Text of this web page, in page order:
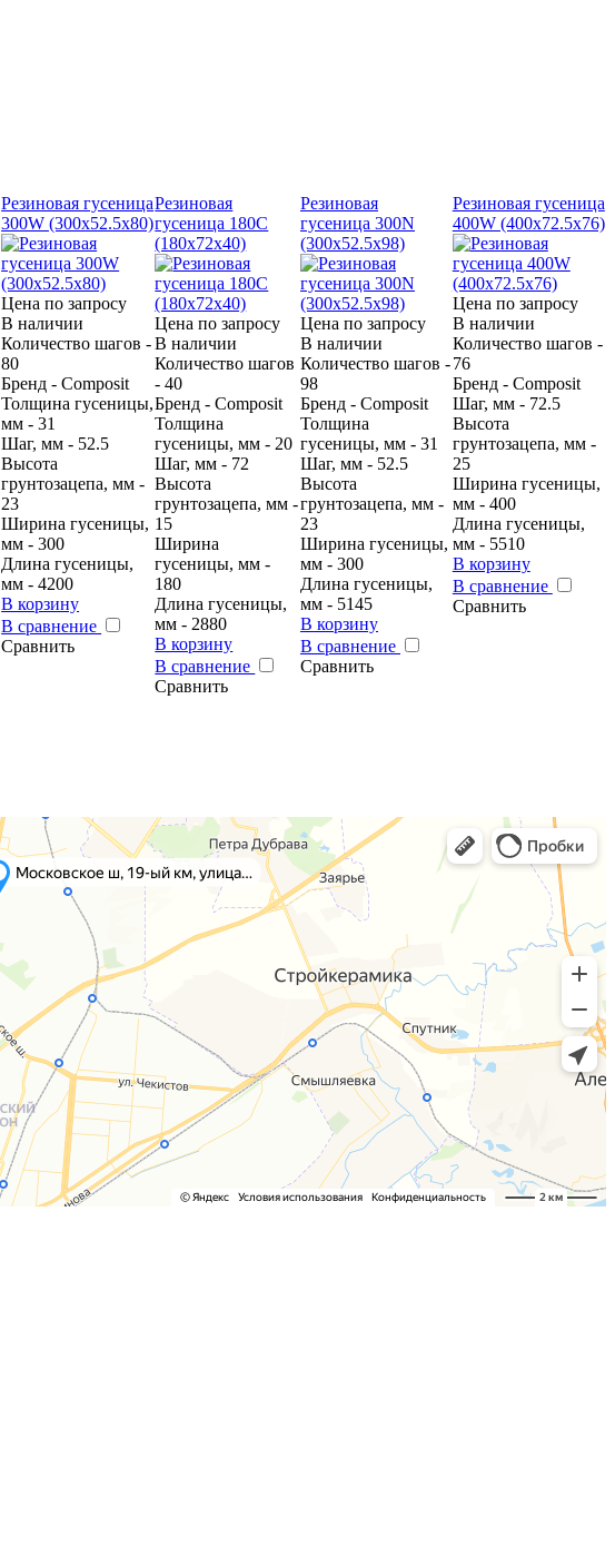
Резиновая гусеница
300W (300х52.5х80)
Цена по запросу
В наличии
Количество шагов -
80
Бренд - Composit
Толщина гусеницы,
мм - 31
Шаг, мм - 52.5
Высота
грунтозацепа, мм -
23
Ширина гусеницы,
мм - 300
Длина гусеницы,
мм - 4200
В корзину
В сравнение
Сравнить
Резиновая
гусеница 180С
(180х72х40)
Цена по запросу
В наличии
Количество шагов
- 40
Бренд - Composit
Толщина
гусеницы, мм - 20
Шаг, мм - 72
Высота
грунтозацепа, мм -
15
Ширина
гусеницы, мм -
180
Длина гусеницы,
мм - 2880
В корзину
В сравнение
Сравнить
Резиновая
гусеница 300N
(300х52.5х98)
Цена по запросу
В наличии
Количество шагов -
98
Бренд - Composit
Толщина
гусеницы, мм - 31
Шаг, мм - 52.5
Высота
грунтозацепа, мм -
23
Ширина гусеницы,
мм - 300
Длина гусеницы,
мм - 5145
В корзину
В сравнение
Сравнить
Резиновая гусеница
400W (400х72.5х76)
Цена по запросу
В наличии
Количество шагов -
76
Бренд - Composit
Шаг, мм - 72.5
Высота
грунтозацепа, мм -
25
Ширина гусеницы,
мм - 400
Длина гусеницы,
мм - 5510
В корзину
В сравнение
Сравнить